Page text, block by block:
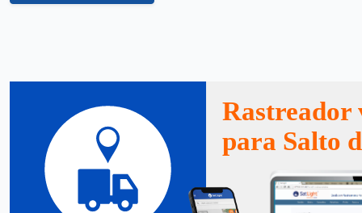
Rastreador
para Salto